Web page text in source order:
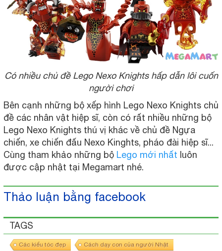
Có nhiều chủ đề Lego Nexo Knights hấp dẫn lôi cuốn
người chơi
Bên cạnh những bộ xếp hình Lego Nexo Knights chủ
đề các nhân vật hiệp sĩ, còn có rất nhiều những bộ
Lego Nexo Knights thú vị khác về chủ đề Ngựa
chiến, xe chiến đấu Nexo Kinghts, pháo đài hiệp sĩ...
Cùng tham khảo những bộ Lego mới nhất luôn
được cập nhật tại Megamart nhé.
Thảo luận bằng facebook
TAGS
Các kiểu tóc đẹp Cách dạy con của người Nhật